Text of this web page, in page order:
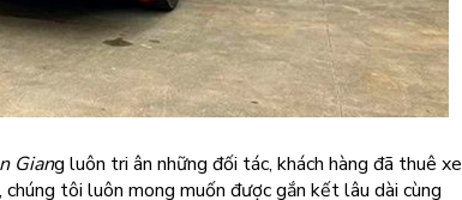
Giang luôn tri ân những đối tác, khách hàng đã thuê xe
tôi luôn mong muốn được gắn kết lâu dài cùng